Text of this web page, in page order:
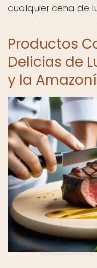
cualquier cena de
Productos
Delicias de
y la